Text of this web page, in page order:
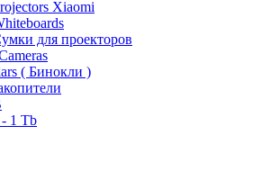
Xiaomi
для проекторов
( Бинокли )
1 Tb